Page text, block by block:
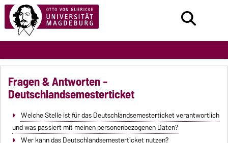
Fragen & Antworten -
Deutschlandsemesterticket
Welche Stelle ist für das Deutschlandsemesterticket verantwortlich
und was passiert mit meinen personenbezogenen Daten?
Wer kann das Deutschlandsemesterticket nutzen?